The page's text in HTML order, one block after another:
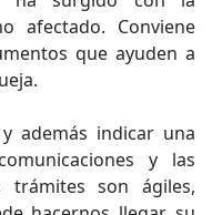
afectado. Conviene
que ayuden a
además indicar una
y las
trámites son ágiles,